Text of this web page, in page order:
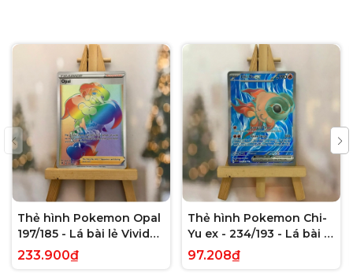
Thẻ hình Pokemon Opal
197/185 - Lá bài lẻ Vivid
Voltage Hyper Rare tiếng
Anh chính hãng
233.900₫
Thẻ hình Pokemon Chi-
Yu ex - 234/193 - Lá bài lẻ
Paldea Evolved Full Art
Secret Rare tiếng Anh
97.208₫